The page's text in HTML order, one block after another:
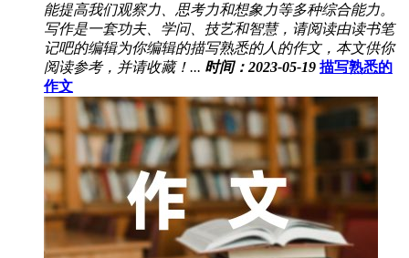
能提高我们观察力、思考力和想象力等多种综合能力。
写作是一套功夫、学问、技艺和智慧，请阅读由读书笔
记吧的编辑为你编辑的描写熟悉的人的作文，本文供你
阅读参考，并请收藏！... 时间：2023-05-19 描写熟悉的
作文